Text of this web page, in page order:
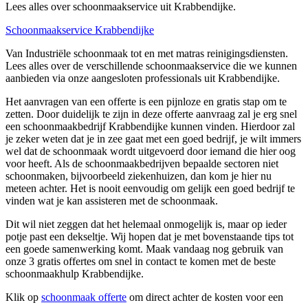
Lees alles over schoonmaakservice uit Krabbendijke.
Schoonmaakservice Krabbendijke
Van Industriële schoonmaak tot en met matras reinigingsdiensten.
Lees alles over de verschillende schoonmaakservice die we kunnen
aanbieden via onze aangesloten professionals uit Krabbendijke.
Het aanvragen van een offerte is een pijnloze en gratis stap om te
zetten. Door duidelijk te zijn in deze offerte aanvraag zal je erg snel
een schoonmaakbedrijf Krabbendijke kunnen vinden. Hierdoor zal
je zeker weten dat je in zee gaat met een goed bedrijf, je wilt immers
wel dat de schoonmaak wordt uitgevoerd door iemand die hier oog
voor heeft. Als de schoonmaakbedrijven bepaalde sectoren niet
schoonmaken, bijvoorbeeld ziekenhuizen, dan kom je hier nu
meteen achter. Het is nooit eenvoudig om gelijk een goed bedrijf te
vinden wat je kan assisteren met de schoonmaak.
Dit wil niet zeggen dat het helemaal onmogelijk is, maar op ieder
potje past een dekseltje. Wij hopen dat je met bovenstaande tips tot
een goede samenwerking komt. Maak vandaag nog gebruik van
onze 3 gratis offertes om snel in contact te komen met de beste
schoonmaakhulp Krabbendijke.
Klik op schoonmaak offerte om direct achter de kosten voor een